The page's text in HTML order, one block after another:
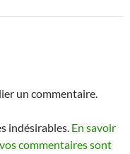
un commentaire.
indésirables. En savoir
commentaires sont